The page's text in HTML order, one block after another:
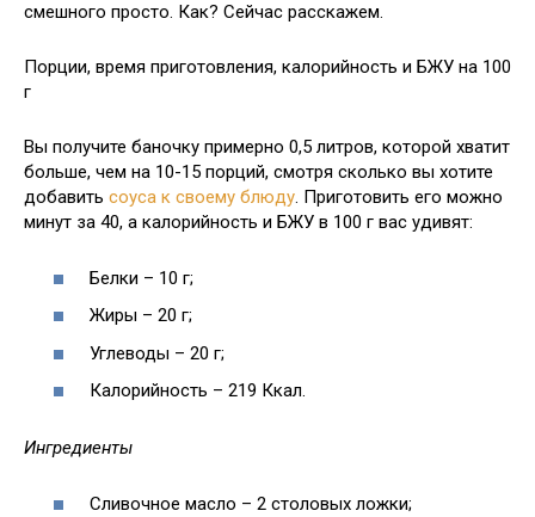
смешного просто. Как? Сейчас расскажем.
Порции, время приготовления, калорийность и БЖУ на 100
г
Вы получите баночку примерно 0,5 литров, которой хватит
больше, чем на 10-15 порций, смотря сколько вы хотите
добавить соуса к своему блюду. Приготовить его можно
минут за 40, а калорийность и БЖУ в 100 г вас удивят:
Белки – 10 г;
Жиры – 20 г;
Углеводы – 20 г;
Калорийность – 219 Ккал.
Ингредиенты
Сливочное масло – 2 столовых ложки;